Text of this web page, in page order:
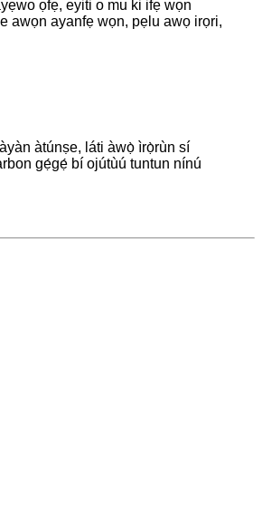
ọfẹ, eyiti o mu ki ifẹ wọn
awọn ayanfẹ wọn, pẹlu awọ irọri,
àtúnṣe, láti àwọ̀ ìrọ̀rùn sí
gẹ́gẹ́ bí ojútùú tuntun nínú